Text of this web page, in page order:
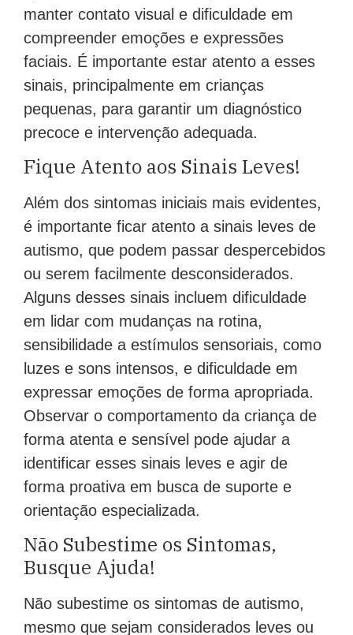
manter contato visual e dificuldade em
compreender emoções e expressões
faciais. É importante estar atento a esses
sinais, principalmente em crianças
pequenas, para garantir um diagnóstico
precoce e intervenção adequada.
Fique Atento aos Sinais Leves!
Além dos sintomas iniciais mais evidentes,
é importante ficar atento a sinais leves de
autismo, que podem passar despercebidos
ou serem facilmente desconsiderados.
Alguns desses sinais incluem dificuldade
em lidar com mudanças na rotina,
sensibilidade a estímulos sensoriais, como
luzes e sons intensos, e dificuldade em
expressar emoções de forma apropriada.
Observar o comportamento da criança de
forma atenta e sensível pode ajudar a
identificar esses sinais leves e agir de
forma proativa em busca de suporte e
orientação especializada.
Não Subestime os Sintomas,
Busque Ajuda!
Não subestime os sintomas de autismo,
mesmo que sejam considerados leves ou